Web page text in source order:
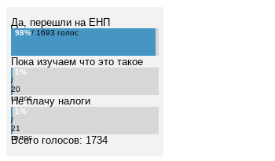
Да, перешли на ЕНП
98%/ 1693 голос
Пока изучаем что это такое
1%
/
20
голос
Не плачу налоги
1%
/
21
голос
Всего голосов: 1734